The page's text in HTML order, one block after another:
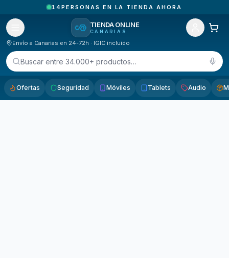
14PERSONAS EN LA TIENDA AHORA
TIENDA ONLINE
CANARIAS
Envío a Canarias en 24-72h · IGIC incluido
Buscar entre 34.000+ productos…
Ofertas Seguridad Móviles Tablets Audio